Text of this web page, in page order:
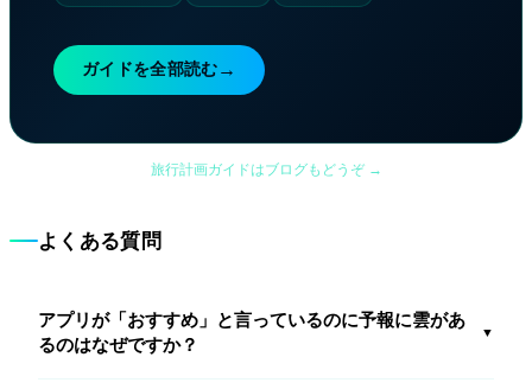
ガイドを全部読む →
旅行計画ガイドはブログもどうぞ →
よくある質問
アプリが「おすすめ」と言っているのに予報に雲があ
るのはなぜですか？
▼